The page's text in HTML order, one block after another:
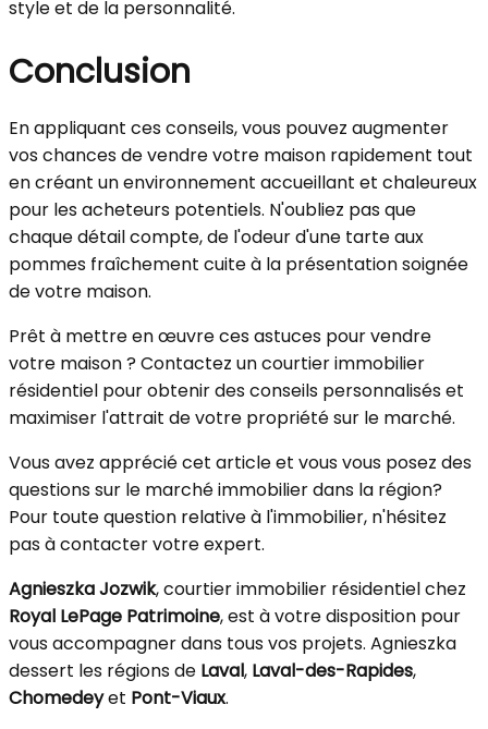
style et de la personnalité.
Conclusion
En appliquant ces conseils, vous pouvez augmenter
vos chances de vendre votre maison rapidement tout
en créant un environnement accueillant et chaleureux
pour les acheteurs potentiels. N'oubliez pas que
chaque détail compte, de l'odeur d'une tarte aux
pommes fraîchement cuite à la présentation soignée
de votre maison.
Prêt à mettre en œuvre ces astuces pour vendre
votre maison ? Contactez un courtier immobilier
résidentiel pour obtenir des conseils personnalisés et
maximiser l'attrait de votre propriété sur le marché.
Vous avez apprécié cet article et vous vous posez des
questions sur le marché immobilier dans la région?
Pour toute question relative à l'immobilier, n'hésitez
pas à contacter votre expert.
Agnieszka Jozwik, courtier immobilier résidentiel chez
Royal LePage Patrimoine, est à votre disposition pour
vous accompagner dans tous vos projets. Agnieszka
dessert les régions de Laval, Laval-des-Rapides,
Chomedeyet Pont-Viaux.